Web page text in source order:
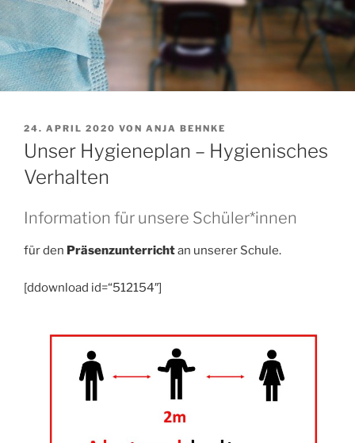
VERÖFFENTLICHT
AM
24. APRIL 2020 VON ANJA BEHNKE
Unser Hygieneplan – Hygienisches
Verhalten
Information für unsere Schüler*innen
für den Präsenzunterrichtan unserer Schule.
[ddownload id=“512154″]